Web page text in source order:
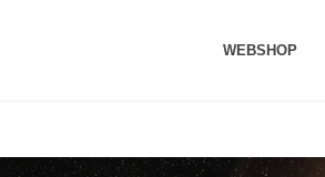
WEBSHOP